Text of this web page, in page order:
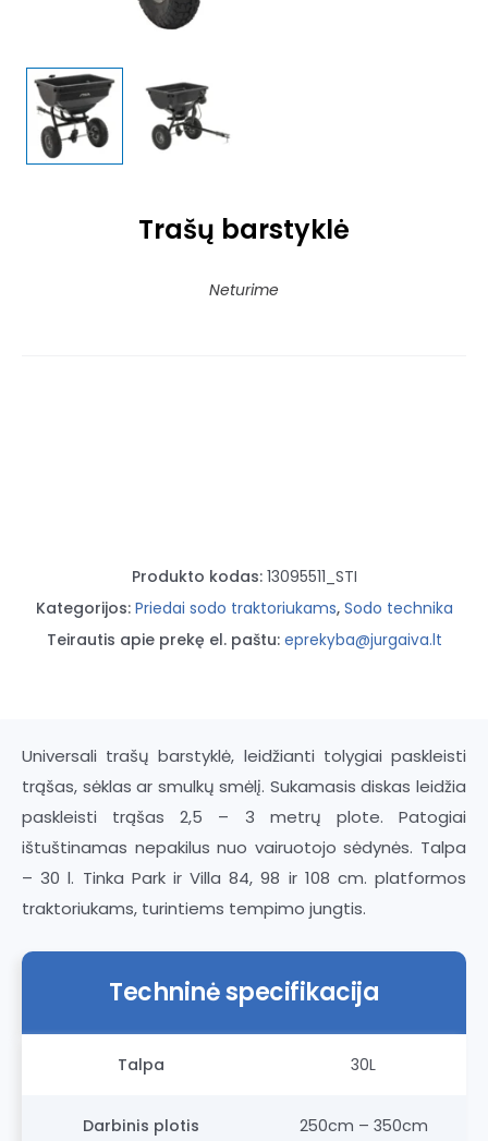
Trašų barstyklė
Neturime
Produkto kodas: 13095511_STI
Kategorijos: Priedai sodo traktoriukams, Sodo technika
Teirautis apie prekę el. paštu: eprekyba@jurgaiva.lt
Universali trašų barstyklė, leidžianti tolygiai paskleisti
trąšas, sėklas ar smulkų smėlį. Sukamasis diskas leidžia
paskleisti trąšas 2,5 – 3 metrų plote. Patogiai
ištuštinamas nepakilus nuo vairuotojo sėdynės. Talpa
– 30 l. Tinka Park ir Villa 84, 98 ir 108 cm. platformos
traktoriukams, turintiems tempimo jungtis.
Techninė specifikacija
Talpa 30L
Darbinis plotis 250cm – 350cm